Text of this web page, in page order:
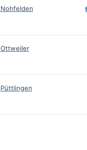
Nohfelden
Ottweiler
Püttlingen